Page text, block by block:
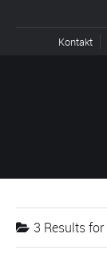
Kontakt
3 Results for